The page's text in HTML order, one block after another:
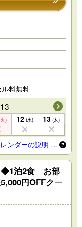
料無料
) 12 (水) 13 (木)
ンダーの説明 …
◆1泊2食 お部
円OFFクー